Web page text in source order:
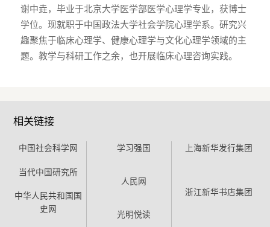
谢中垚，毕业于北京大学医学部医学心理学专业，获博士
学位。现就职于中国政法大学社会学院心理学系。研究兴
趣聚焦于临床心理学、健康心理学与文化心理学领域的主
题。教学与科研工作之余，也开展临床心理咨询实践。
相关链接
中国社会科学网
当代中国研究所
中华人民共和国国
史网
学习强国
人民网
光明悦读
上海新华发行集团
浙江新华书店集团